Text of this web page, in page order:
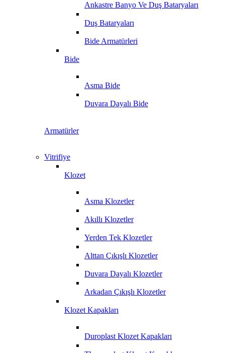
Ankastre Banyo Ve Duş Bataryaları
Duş Bataryaları
Bide Armatürleri
Bide
Asma Bide
Duvara Dayalı Bide
Armatürler
Vitrifiye
Klozet
Asma Klozetler
Akıllı Klozetler
Yerden Tek Klozetler
Alttan Çıkışlı Klozetler
Duvara Dayalı Klozetler
Arkadan Çıkışlı Klozetler
Klozet Kapakları
Duroplast Klozet Kapakları